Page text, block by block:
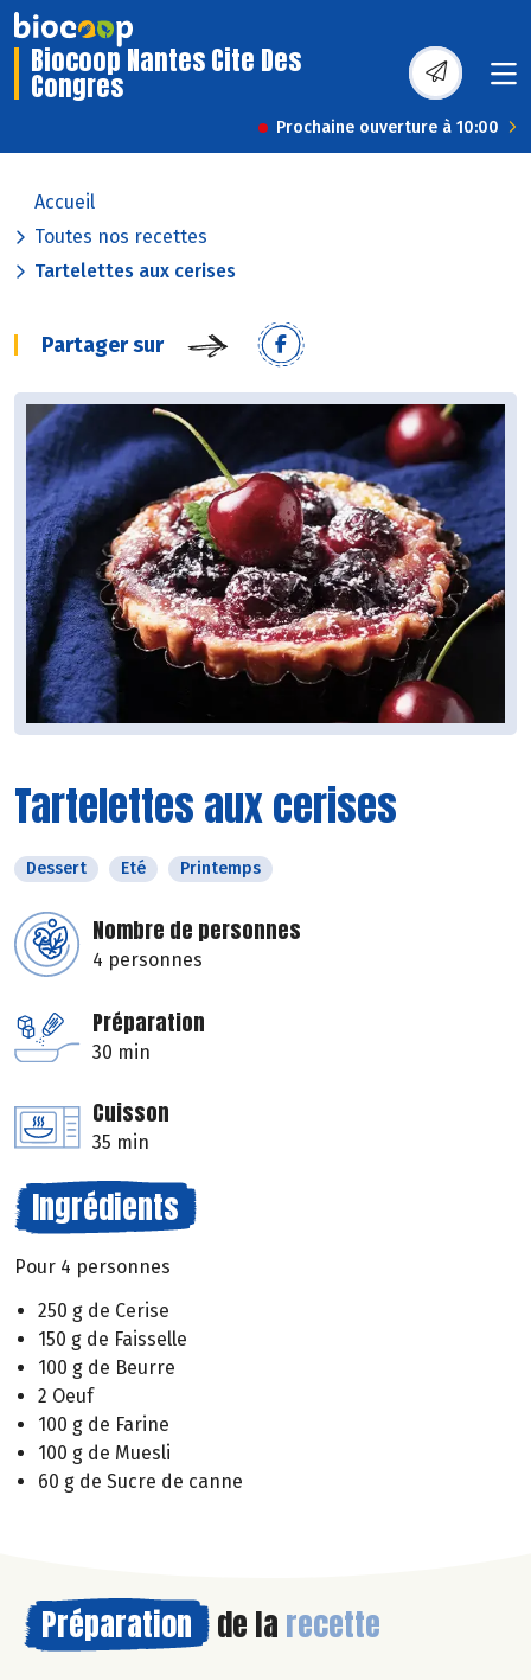
Biocoop Nantes Cite Des
Congres
Prochaine ouverture à 10:00
Accueil
Toutes nos recettes
Tartelettes aux cerises
Partager sur
Tartelettes aux cerises
Dessert Eté Printemps
Nombre de personnes
4 personnes
Préparation
30 min
Cuisson
35 min
Ingrédients
Pour 4 personnes
250 g de Cerise
150 g de Faisselle
100 g de Beurre
2 Oeuf
100 g de Farine
100 g de Muesli
60 g de Sucre de canne
Préparation de la recette